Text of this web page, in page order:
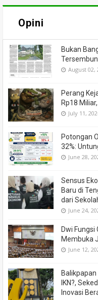
Opini
Bukan
August 02,
Perang
Rp18
July 11,
Potongan
32%:
June 28,
Sensus
Baru di
dari
June 24,
Dwi Fungsi
Membuka
June 12,
IKN?,
Inovasi